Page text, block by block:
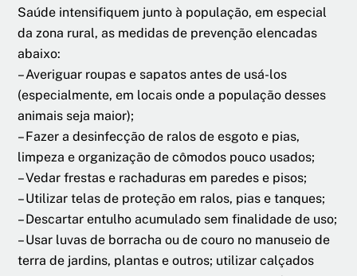
Saúde intensifiquem junto à população, em especial
da zona rural, as medidas de prevenção elencadas
abaixo:
– Averiguar roupas e sapatos antes de usá-los
(especialmente, em locais onde a população desses
animais seja maior);
– Fazer a desinfecção de ralos de esgoto e pias,
limpeza e organização de cômodos pouco usados;
– Vedar frestas e rachaduras em paredes e pisos;
– Utilizar telas de proteção em ralos, pias e tanques;
– Descartar entulho acumulado sem finalidade de uso;
– Usar luvas de borracha ou de couro no manuseio de
terra de jardins, plantas e outros; utilizar calçados